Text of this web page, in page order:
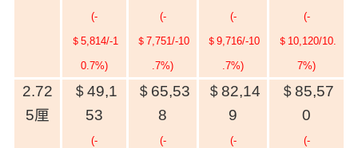
(-
＄5,814/-1
0.7%)
(-
＄7,751/-10
.7%)
(-
＄9,716/-10
.7%)
(-
＄10,120/10.
7%)
2.72
5厘
＄49,1
53
(-
＄65,53
8
(-
＄82,14
9
(-
＄85,57
0
(-